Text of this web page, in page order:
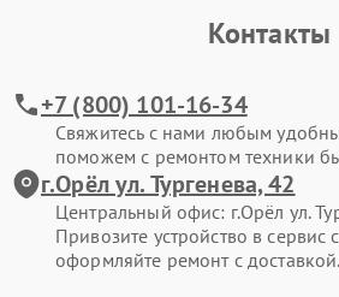
Контакты
+7 (800) 101-16-34
Свяжитесь с нами любым
поможем с ремонтом техники
г.Орёл ул. Тургенева, 42
Центральный офис: г.Орёл ул.
Привозите устройство в сервис
оформляйте ремонт с доставкой.